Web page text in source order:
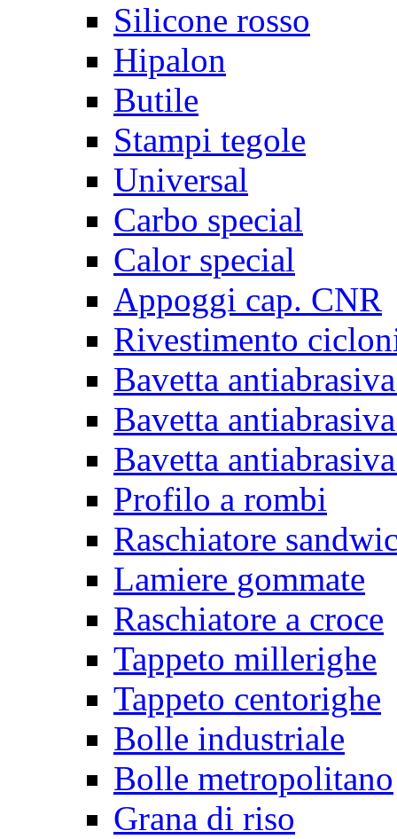
Silicone rosso
Hipalon
Butile
Stampi tegole
Universal
Carbo special
Calor special
Appoggi cap. CNR
Rivestimento
Bavetta
Bavetta
Bavetta
Profilo a rombi
Raschiatore
Lamiere gommate
Raschiatore a croce
Tappeto millerighe
Tappeto centorighe
Bolle industriale
Bolle metropolitano
Grana di riso